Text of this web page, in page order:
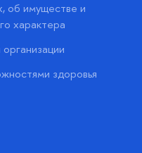
об имуществе и
характера
здоровья